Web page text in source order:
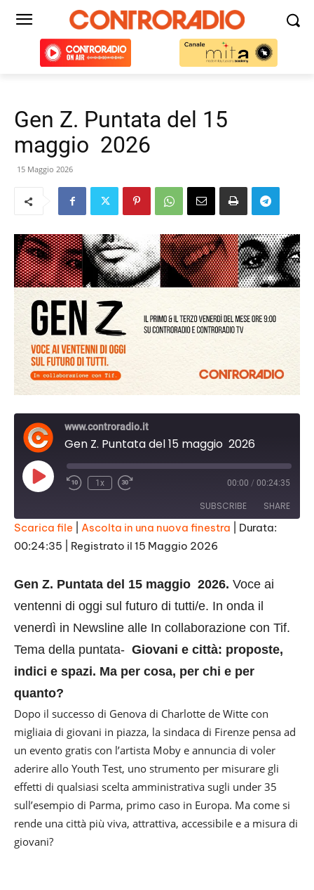
Gen Z. Puntata del 15
maggio 2026
15 Maggio 2026
www.controradio.it
Gen Z. Puntata del 15 maggio 2026
Play
Episode
1x 00:00 / 00:24:35
SUBSCRIBE SHARE
SHARE
LINK
EMBED
Scarica file Ascolta in una nuova finestra
Durata:
00:24:35
Registrato il 15 Maggio 2026
Gen Z. Puntata del 15 maggio 2026. Voce ai
ventenni di oggi sul futuro di tutti/e. In onda il
venerdì in Newsline alle In collaborazione con Tif.
Tema della puntata- Giovani e città: proposte,
indici e spazi. Ma per cosa, per chi e per
quanto?
Dopo il successo di Genova di Charlotte de Witte con
migliaia di giovani in piazza, la sindaca di Firenze pensa ad
un evento gratis con l’artista Moby e annuncia di voler
aderire allo Youth Test, uno strumento per misurare gli
effetti di qualsiasi scelta amministrativa sugli under 35
sull’esempio di Parma, primo caso in Europa. Ma come si
rende una città più viva, attrattiva, accessibile e a misura di
giovani?